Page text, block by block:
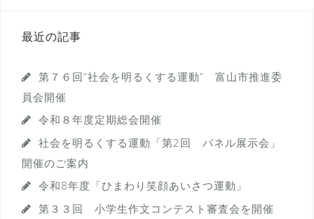
ー
ョ
ン
最近の記事
第７６回”社会を明るくする運動” 富山市推進委
員会開催
令和８年度定期総会開催
社会を明るくする運動「第2回 パネル展示会」
開催のご案内
令和8年度「ひまわり笑顔あいさつ運動」
第３３回 小学生作文コンテスト審査会を開催